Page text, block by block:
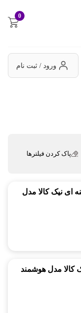
0
ورود / ثبت نام
پاک کردن فیلترها
ای نیک کالا مدل
کالا مدل هوشمند